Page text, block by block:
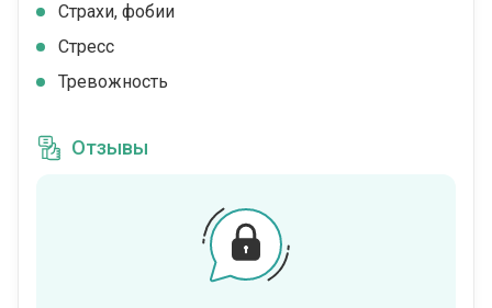
Страхи, фобии
Стресс
Тревожность
Отзывы